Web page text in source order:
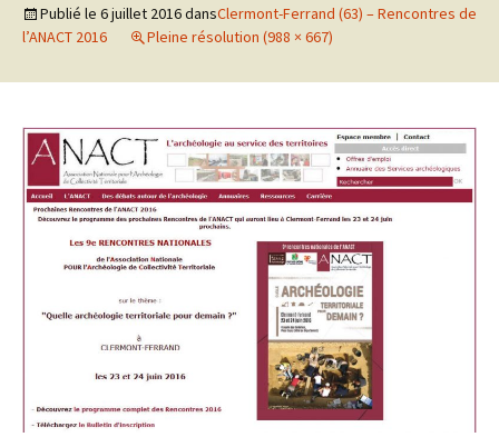
Publié le 6 juillet 2016dansClermont-Ferrand (63) – Rencontres de
l’ANACT 2016
Pleine résolution (988 × 667)